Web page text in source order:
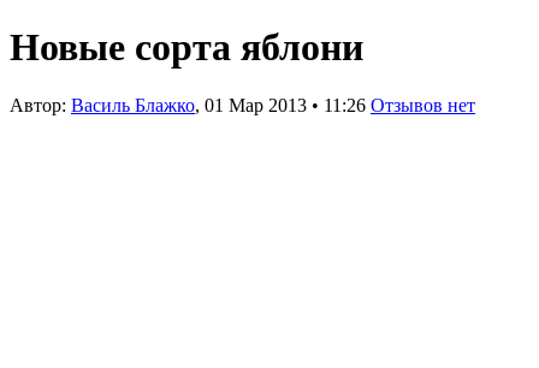
Новые сорта яблони
Автор: Василь Блажко, 01 Мар 2013 • 11:26 Отзывов нет